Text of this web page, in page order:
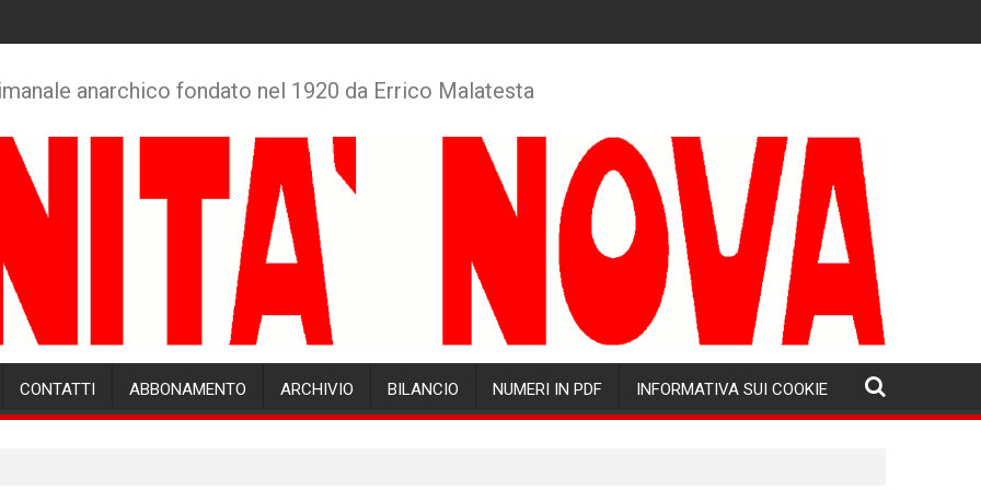
anarchico fondato nel 1920 da Errico Malatesta
CONTATTI ABBONAMENTO ARCHIVIO BILANCIO NUMERI IN PDF INFORMATIVA SUI COOKIE